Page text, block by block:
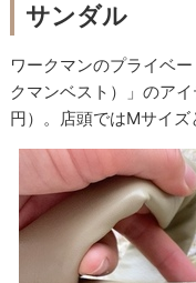
サンダル
ワークマンのプライベ
クマンベスト）」のア
円）。店頭ではMサイズ